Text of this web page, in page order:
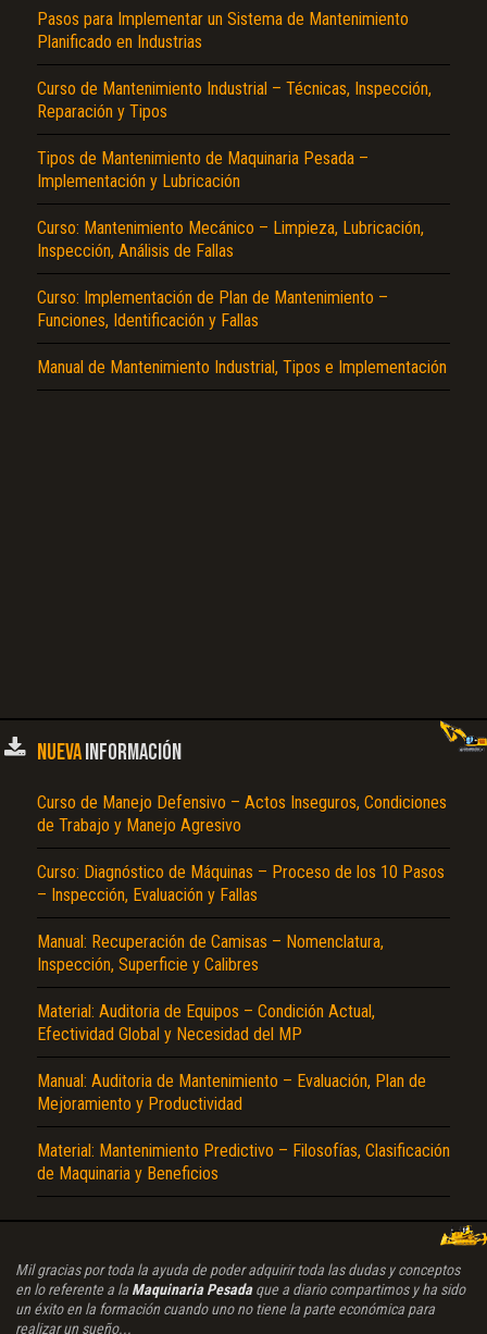
Pasos para Implementar un Sistema de Mantenimiento
Planificado en Industrias
Curso de Mantenimiento Industrial – Técnicas, Inspección,
Reparación y Tipos
Tipos de Mantenimiento de Maquinaria Pesada –
Implementación y Lubricación
Curso: Mantenimiento Mecánico – Limpieza, Lubricación,
Inspección, Análisis de Fallas
Curso: Implementación de Plan de Mantenimiento –
Funciones, Identificación y Fallas
Manual de Mantenimiento Industrial, Tipos e Implementación
NUEVAINFORMACIÓN
Curso de Manejo Defensivo – Actos Inseguros, Condiciones
de Trabajo y Manejo Agresivo
Curso: Diagnóstico de Máquinas – Proceso de los 10 Pasos
– Inspección, Evaluación y Fallas
Manual: Recuperación de Camisas – Nomenclatura,
Inspección, Superficie y Calibres
Material: Auditoria de Equipos – Condición Actual,
Efectividad Global y Necesidad del MP
Manual: Auditoria de Mantenimiento – Evaluación, Plan de
Mejoramiento y Productividad
Material: Mantenimiento Predictivo – Filosofías, Clasificación
de Maquinaria y Beneficios
Mil gracias por toda la ayuda de poder adquirir toda las dudas y conceptos
en lo referente a la Maquinaria Pesadaque a diario compartimos y ha sido
un éxito en la formación cuando uno no tiene la parte económica para
realizar un sueño...
El Título es incorrecto según el contenido.
Texto o Imagen de portada son erróneos.
Reportar otro tipo de error...